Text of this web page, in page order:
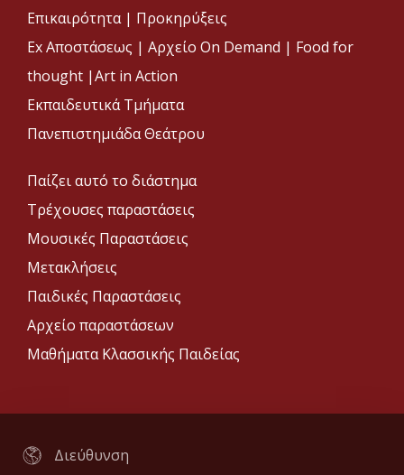
Επικαιρότητα | Προκηρύξεις
Ex Αποστάσεως | Αρχείο On Demand | Food for
thought |Art in Action
Εκπαιδευτικά Τμήματα
Πανεπιστημιάδα Θεάτρου
Παίζει αυτό το διάστημα
Τρέχουσες παραστάσεις
Μουσικές Παραστάσεις
Μετακλήσεις
Παιδικές Παραστάσεις
Αρχείο παραστάσεων
Μαθήματα Κλασσικής Παιδείας
Διεύθυνση